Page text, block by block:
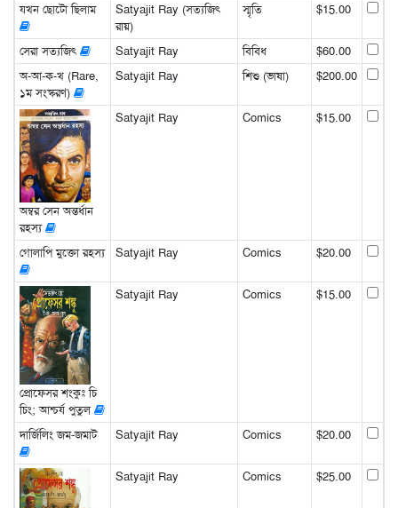
যখন ছোটো ছিলাম
Satyajit Ray (সত্যজিৎ
রায়)
স্মৃতি $15.00
সেরা সত্যজিৎ Satyajit Ray বিবিধ
$60.00
অ-আ-ক-খ (Rare,
১ম সংস্করণ)
Satyajit Ray শিশু (ভাষা) $200.00
অম্বর সেন অন্তর্ধান
রহস্য
Satyajit Ray Comics $15.00
গোলাপি মুক্তো রহস্য Satyajit Ray Comics $20.00
প্রোফেসর শংকুঃ চি
চিং; আশ্চর্য পুতুল
Satyajit Ray Comics $15.00
দার্জিলিং জম-জমাট Satyajit Ray Comics $20.00
Satyajit Ray Comics $25.00